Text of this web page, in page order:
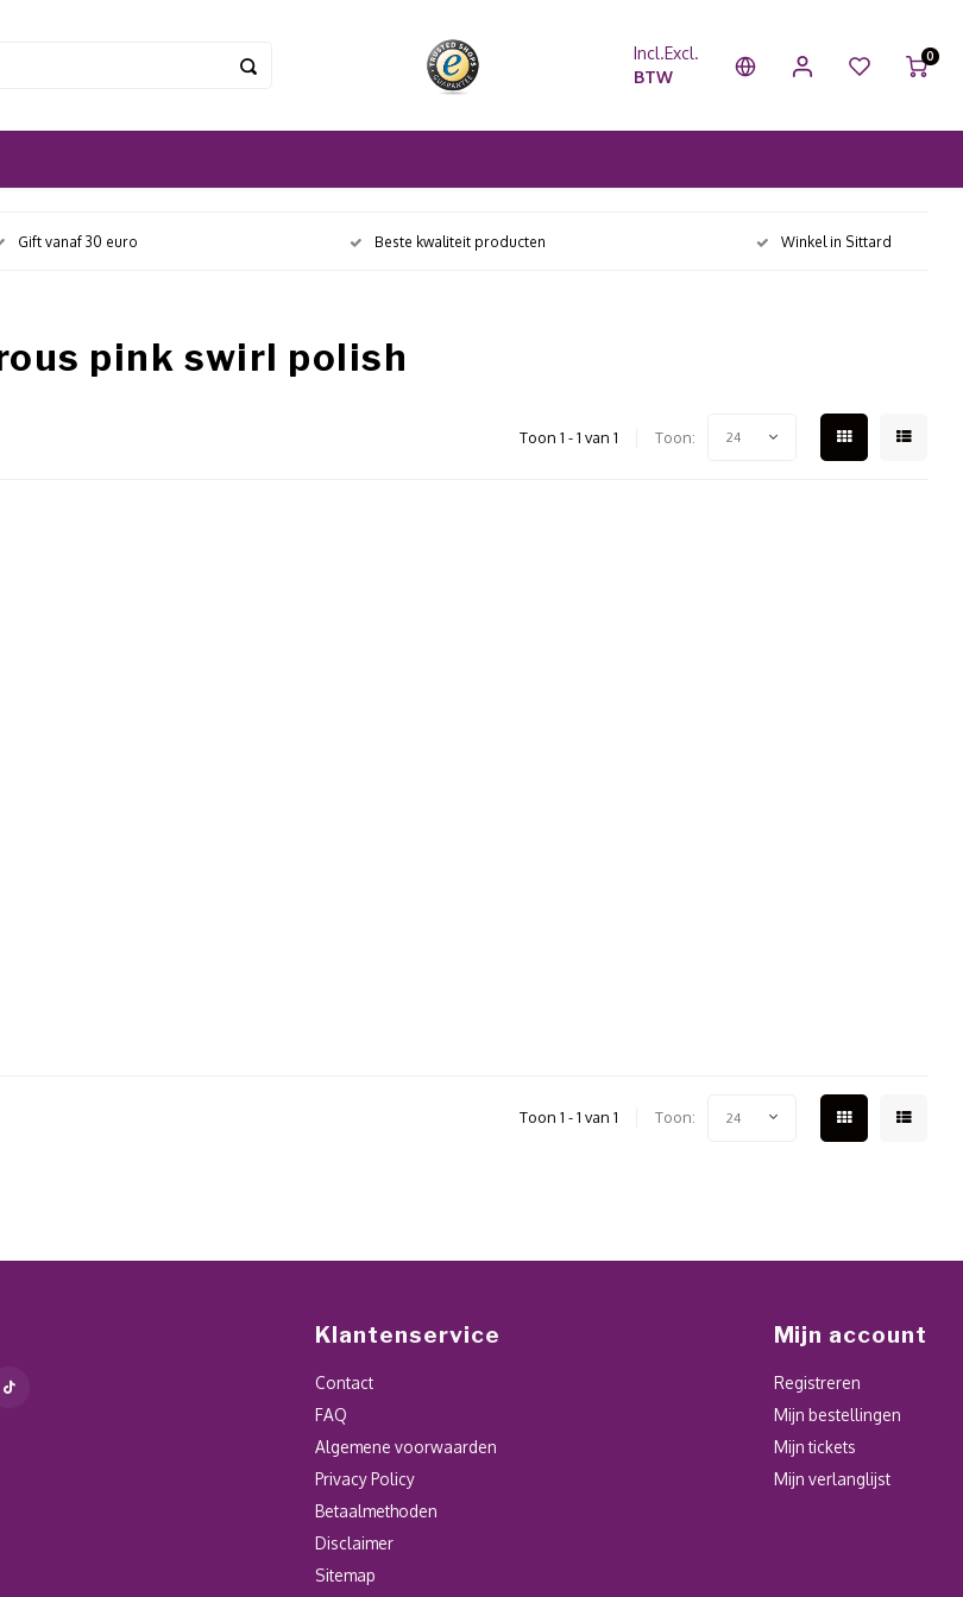
Incl.Excl.
BTW
0
Gift vanaf 30 euro Beste kwaliteit producten Winkel in Sittard
pink swirl polish
Toon 1 - 1 van 1 Toon: 24
Toon 1 - 1 van 1 Toon: 24
Klantenservice
Contact
FAQ
Algemene voorwaarden
Privacy Policy
Betaalmethoden
Disclaimer
Sitemap
Mijn account
Registreren
Mijn bestellingen
Mijn tickets
Mijn verlanglijst